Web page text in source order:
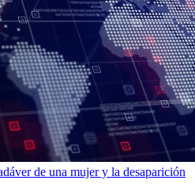
de una mujer y la desaparición